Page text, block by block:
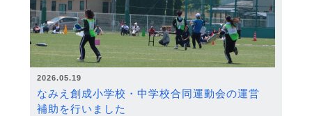
2026.05.19
なみえ創成小学校・中学校合同運動会の運営
補助を行いました